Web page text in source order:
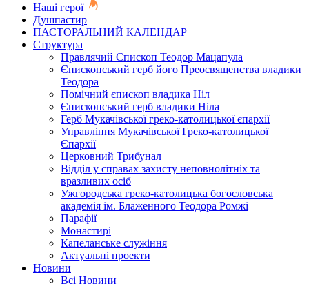
Наші герої
Душпастир
ПАСТОРАЛЬНИЙ КАЛЕНДАР
Структура
Правлячий Єпископ Теодор Мацапула
Єпископський герб його Преосвященства владики
Теодора
Помічний єпископ владика Ніл
Єпископський герб владики Ніла
Герб Мукачівської греко-католицької єпархії
Управління Мукачівської Греко-католицької
Єпархії
Церковний Трибунал
Відділ у справах захисту неповнолітніх та
вразливих осіб
Ужгородська греко-католицька богословська
академія ім. Блаженного Теодора Ромжі
Парафії
Монастирі
Капеланське служіння
Актуальні проекти
Новини
Всі Новини